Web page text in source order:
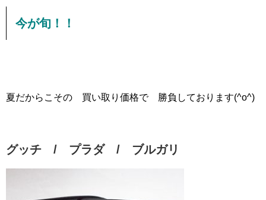
今が旬！！
夏だからこその 買い取り価格で 勝負しております(^o^)
グッチ / プラダ / ブルガリ